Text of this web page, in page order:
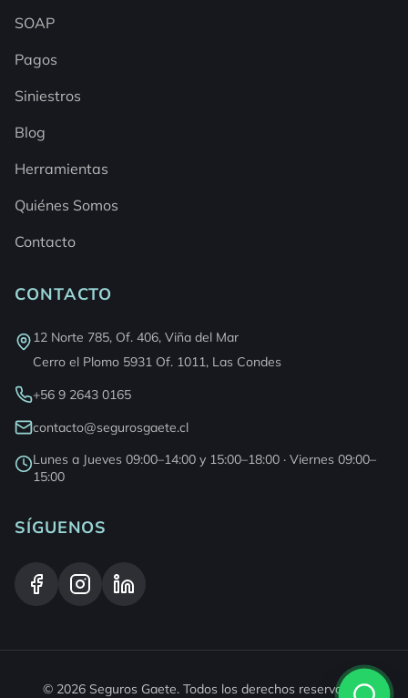
SOAP
Pagos
Siniestros
Blog
Herramientas
Quiénes Somos
Contacto
CONTACTO
12 Norte 785, Of. 406, Viña del Mar
Cerro el Plomo 5931 Of. 1011, Las Condes
+56 9 2643 0165
contacto@segurosgaete.cl
Lunes a Jueves 09:00–14:00 y 15:00–18:00 · Viernes 09:00–
15:00
SÍGUENOS
© 2026 Seguros Gaete. Todos los derechos reservados.